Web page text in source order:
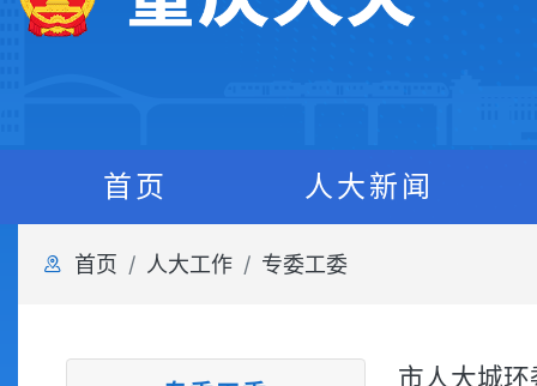
首页 人大新闻
首页 人大工作 专委工委
市人大城